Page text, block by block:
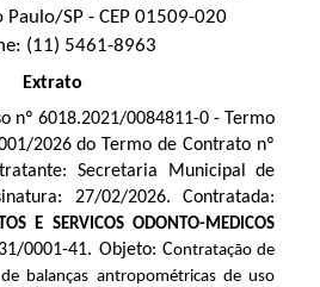
Paulo/SP - CEP 01509-020
(11) 5461-8963
Extrato
nº 6018.2021/0084811-0 - Termo
2026 do Termo de Contrato nº
Secretaria Municipal de
27/02/2026. Contratada:
E SERVICOS ODONTO-MEDICOS
0001-41. Objeto: Contratação de
balanças antropométricas de uso